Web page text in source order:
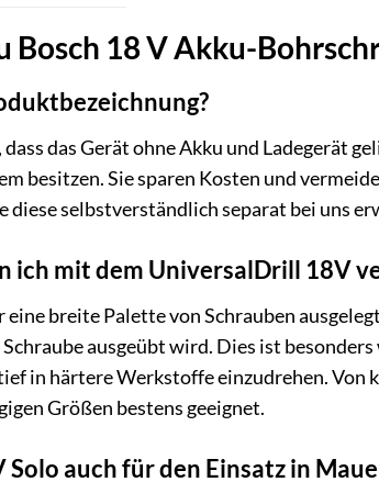
Bosch 18 V Akku-
das Gerät ohne Akku und Ladegerät
besitzen. Sie sparen Kosten und
diese selbstverständlich separat bei uns
ich mit dem UniversalDrill 18V
breite Palette von Schrauben
ausgeübt wird. Dies ist
in härtere Werkstoffe einzudrehen. Von
Größen bestens geeignet.
auch für den Einsatz in